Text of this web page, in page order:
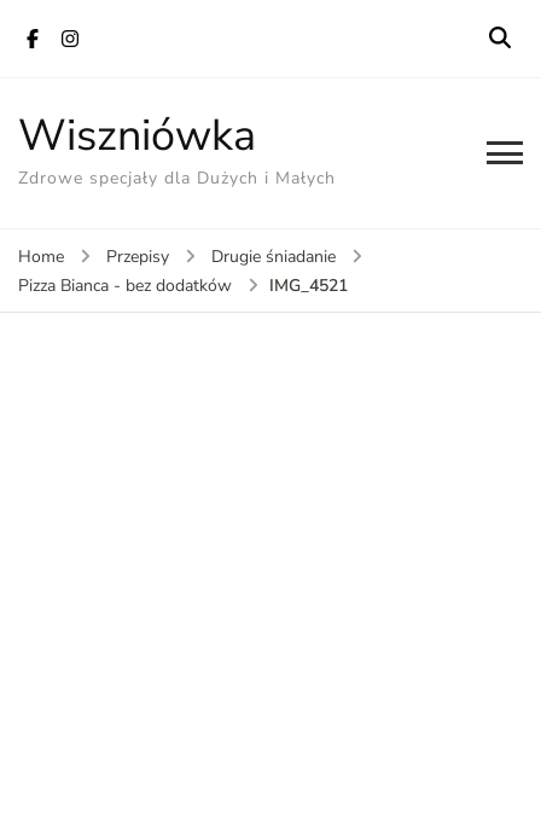
Wiszniówka
Zdrowe specjały dla Dużych i Małych
Home Przepisy
Drugie śniadanie
Pizza Bianca - bez dodatków
IMG_4521